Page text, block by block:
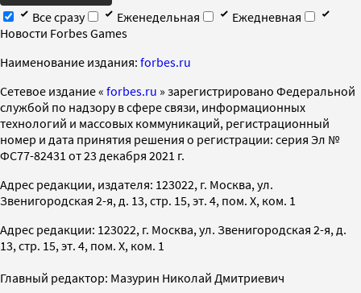
Все сразу
Еженедельная
Ежедневная
Новости Forbes Games
Наименование издания: forbes.ru
Cетевое издание « forbes.ru » зарегистрировано Федеральной
службой по надзору в сфере связи, информационных
технологий и массовых коммуникаций, регистрационный
номер и дата принятия решения о регистрации: серия Эл №
ФС77-82431 от 23 декабря 2021 г.
Адрес редакции, издателя: 123022, г. Москва, ул.
Звенигородская 2-я, д. 13, стр. 15, эт. 4, пом. X, ком. 1
Адрес редакции: 123022, г. Москва, ул. Звенигородская 2-я, д.
13, стр. 15, эт. 4, пом. X, ком. 1
Главный редактор: Мазурин Николай Дмитриевич